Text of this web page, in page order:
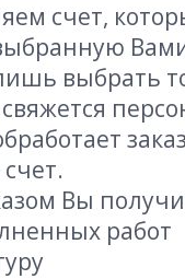
счет,
выбрать
Вы
работ